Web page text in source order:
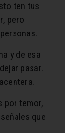
ten tus
pero
y de esa
pasar.
por temor,
que